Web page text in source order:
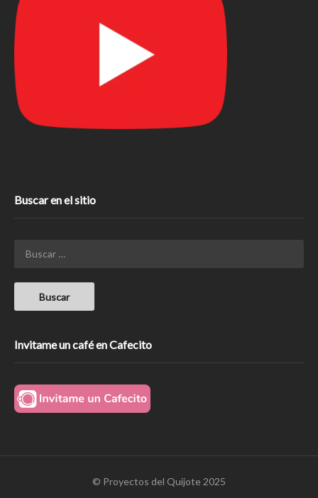
Buscar en el sitio
Invitame un café en Cafecito
© Proyectos del Quijote 2025